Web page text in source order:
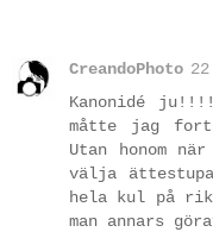
CreandoPhoto
Kanonidé
måtte jag
Utan honom
välja
hela kul på
man annars